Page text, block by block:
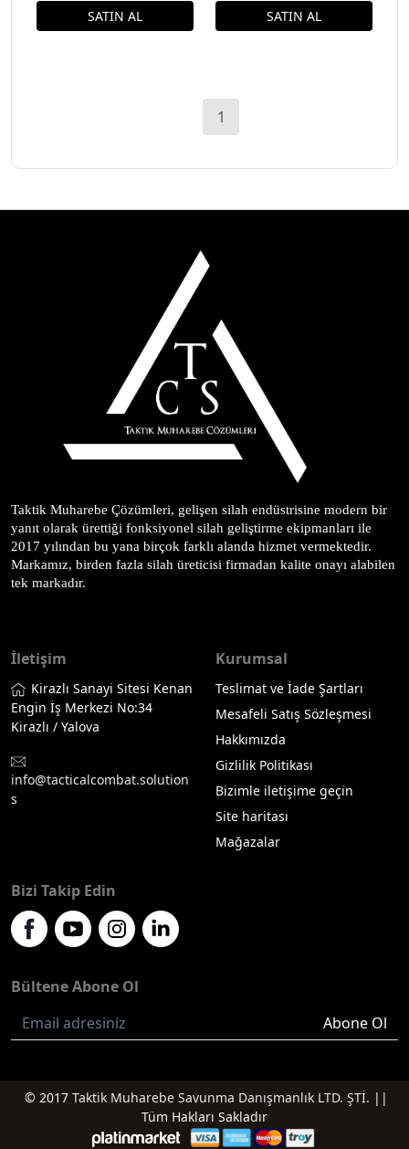
1
Taktik Muharebe Çözümleri, gelişen silah endüstrisine modern bir
yanıt olarak ürettiği fonksiyonel silah geliştirme ekipmanları ile
2017 yılından bu yana birçok farklı alanda hizmet vermektedir.
Markamız, birden fazla silah üreticisi firmadan kalite onayı alabilen
tek markadır.
İletişim
Kirazlı Sanayi Sitesi Kenan
Engin İş Merkezi No:34
Kirazlı / Yalova
info@tacticalcombat.solution
s
Kurumsal
Teslimat ve İade Şartları
Mesafeli Satış Sözleşmesi
Hakkımızda
Gizlilik Politikası
Bizimle iletişime geçin
Site haritası
Mağazalar
Bizi Takip Edin
Bültene Abone Ol
Abone Ol
© 2017 Taktik Muharebe Savunma Danışmanlık LTD. ŞTİ. ||
Tüm Hakları Sakladır